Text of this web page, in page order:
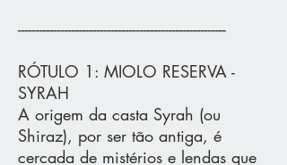
----------------------------------------------------------
RÓTULO 1: MIOLO RESERVA -
SYRAH
A origem da casta Syrah (ou
Shiraz), por ser tão antiga, é
cercada de mistérios e lendas que